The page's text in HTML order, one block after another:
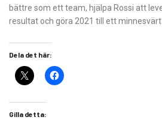
bättre som ett team, hjälpa Rossi att
resultat och göra 2021 till ett minnesvärt
Dela det här:
Gilla detta: